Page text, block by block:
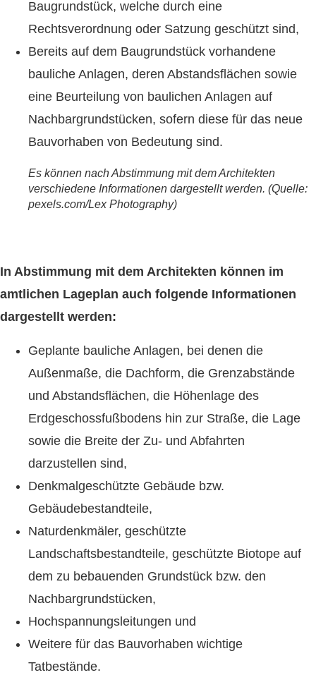
Baugrundstück, welche durch eine
Rechtsverordnung oder Satzung geschützt sind,
Bereits auf dem Baugrundstück vorhandene
bauliche Anlagen, deren Abstandsflächen sowie
eine Beurteilung von baulichen Anlagen auf
Nachbargrundstücken, sofern diese für das neue
Bauvorhaben von Bedeutung sind.
Es können nach Abstimmung mit dem Architekten
verschiedene Informationen dargestellt werden. (Quelle:
pexels.com/Lex Photography)
In Abstimmung mit dem Architekten können im
amtlichen Lageplan auch folgende Informationen
dargestellt werden:
Geplante bauliche Anlagen, bei denen die
Außenmaße, die Dachform, die Grenzabstände
und Abstandsflächen, die Höhenlage des
Erdgeschossfußbodens hin zur Straße, die Lage
sowie die Breite der Zu- und Abfahrten
darzustellen sind,
Denkmalgeschützte Gebäude bzw.
Gebäudebestandteile,
Naturdenkmäler, geschützte
Landschaftsbestandteile, geschützte Biotope auf
dem zu bebauenden Grundstück bzw. den
Nachbargrundstücken,
Hochspannungsleitungen und
Weitere für das Bauvorhaben wichtige
Tatbestände.